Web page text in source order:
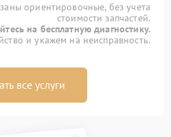
ориентировочные, без учета
стоимости запчастей.
на бесплатную диагностику.
и укажем на неисправность.
все услуги